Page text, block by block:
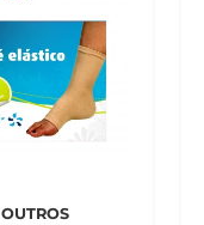
OUTROS